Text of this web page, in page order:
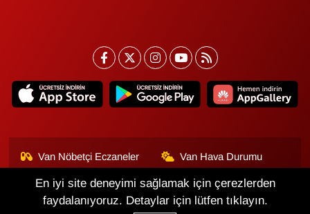
Van Nöbetçi Eczaneler Van Hava Durumu
Van Namaz Vakitleri
Van Trafik Yoğunluk
Haritası
En iyi site deneyimi sağlamak için çerezlerden
faydalanıyoruz. Detaylar için lütfen tıklayın.